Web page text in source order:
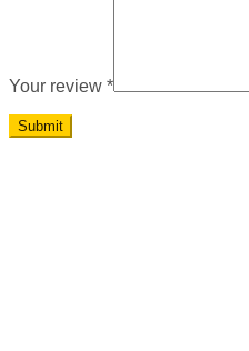
Your review *